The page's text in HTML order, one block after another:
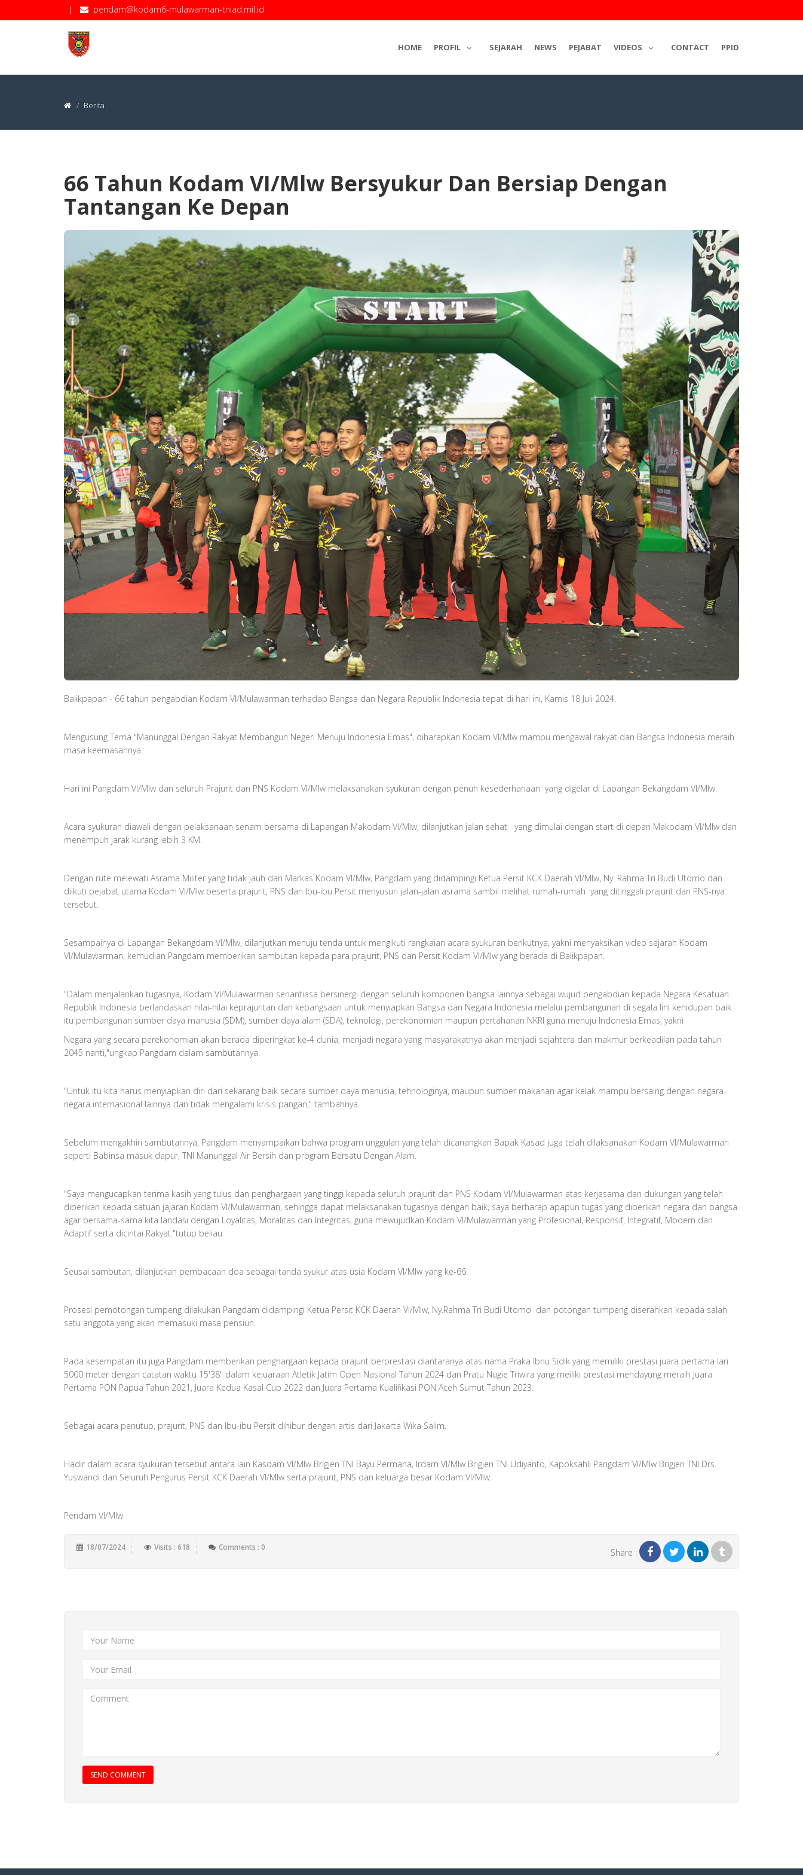
| pendam@kodam6-mulawarman-tniad.mil.id
HOME PROFIL SEJARAH NEWS PEJABAT VIDEOS CONTACT PPID
Berita
66 Tahun Kodam VI/Mlw Bersyukur Dan Bersiap Dengan
Tantangan Ke Depan
Balikpapan - 66 tahun pengabdian Kodam VI/Mulawarman terhadap Bangsa dan Negara Republik Indonesia tepat di hari ini, Kamis 18 Juli 2024.
Mengusung Tema "Manunggal Dengan Rakyat Membangun Negeri Menuju Indonesia Emas", diharapkan Kodam VI/Mlw mampu mengawal rakyat dan Bangsa Indonesia meraih
masa keemasannya.
Hari ini Pangdam VI/Mlw dan seluruh Prajurit dan PNS Kodam VI/Mlw melaksanakan syukuran dengan penuh kesederhanaan yang digelar di Lapangan Bekangdam VI/Mlw.
Acara syukuran diawali dengan pelaksanaan senam bersama di Lapangan Makodam VI/Mlw, dilanjutkan jalan sehat yang dimulai dengan start di depan Makodam VI/Mlw dan
menempuh jarak kurang lebih 3 KM.
Dengan rute melewati Asrama Militer yang tidak jauh dari Markas Kodam VI/Mlw, Pangdam yang didampingi Ketua Persit KCK Daerah VI/Mlw, Ny. Rahma Tri Budi Utomo dan
diikuti pejabat utama Kodam VI/Mlw beserta prajurit, PNS dan Ibu-ibu Persit menyusuri jalan-jalan asrama sambil melihat rumah-rumah yang ditinggali prajurit dan PNS-nya
tersebut.
Sesampainya di Lapangan Bekangdam VI/Mlw, dilanjutkan menuju tenda untuk mengikuti rangkaian acara syukuran berikutnya, yakni menyaksikan video sejarah Kodam
VI/Mulawarman, kemudian Pangdam memberikan sambutan kepada para prajurit, PNS dan Persit Kodam VI/Mlw yang berada di Balikpapan.
"Dalam menjalankan tugasnya, Kodam VI/Mulawarman senantiasa bersinergi dengan seluruh komponen bangsa lainnya sebagai wujud pengabdian kepada Negara Kesatuan
Republik Indonesia berlandaskan nilai-nilai keprajuritan dan kebangsaan untuk menyiapkan Bangsa dan Negara Indonesia melalui pembangunan di segala lini kehidupan baik
itu pembangunan sumber daya manusia (SDM), sumber daya alam (SDA), teknologi, perekonomian maupun pertahanan NKRI guna menuju Indonesia Emas, yakni
Negara yang secara perekonomian akan berada diperingkat ke-4 dunia, menjadi negara yang masyarakatnya akan menjadi sejahtera dan makmur berkeadilan pada tahun
2045 nanti,"ungkap Pangdam dalam sambutannya.
"Untuk itu kita harus menyiapkan diri dari sekarang baik secara sumber daya manusia, tehnologinya, maupun sumber makanan agar kelak mampu bersaing dengan negara-
negara internasional lainnya dan tidak mengalami krisis pangan," tambahnya.
Sebelum mengakhiri sambutannya, Pangdam menyampaikan bahwa program unggulan yang telah dicanangkan Bapak Kasad juga telah dilaksanakan Kodam VI/Mulawarman
seperti Babinsa masuk dapur, TNI Manunggal Air Bersih dan program Bersatu Dengan Alam.
"Saya mengucapkan terima kasih yang tulus dan penghargaan yang tinggi kepada seluruh prajurit dan PNS Kodam VI/Mulawarman atas kerjasama dan dukungan yang telah
diberikan kepada satuan jajaran Kodam VI/Mulawarman, sehingga dapat melaksanakan tugasnya dengan baik, saya berharap apapun tugas yang diberikan negara dan bangsa
agar bersama-sama kita landasi dengan Loyalitas, Moralitas dan Integritas, guna mewujudkan Kodam VI/Mulawarman yang Profesional, Responsif, Integratif, Modern dan
Adaptif serta dicintai Rakyat."tutup beliau.
Seusai sambutan, dilanjutkan pembacaan doa sebagai tanda syukur atas usia Kodam VI/Mlw yang ke-66.
Prosesi pemotongan tumpeng dilakukan Pangdam didampingi Ketua Persit KCK Daerah VI/Mlw, Ny.Rahma Tri Budi Utomo dan potongan tumpeng diserahkan kepada salah
satu anggota yang akan memasuki masa pensiun.
Pada kesempatan itu juga Pangdam memberikan penghargaan kepada prajurit berprestasi diantaranya atas nama Praka Ibnu Sidik yang memiliki prestasi juara pertama lari
5000 meter dengan catatan waktu 15'38" dalam kejuaraan Atletik Jatim Open Nasional Tahun 2024 dan Pratu Nugie Triwira yang meiliki prestasi mendayung meraih Juara
Pertama PON Papua Tahun 2021, Juara Kedua Kasal Cup 2022 dan Juara Pertama Kualifikasi PON Aceh Sumut Tahun 2023.
Sebagai acara penutup, prajurit, PNS dan Ibu-ibu Persit dihibur dengan artis dari Jakarta Wika Salim.
Hadir dalam acara syukuran tersebut antara lain Kasdam VI/Mlw Brigjen TNI Bayu Permana, Irdam VI/Mlw Brigjen TNI Udiyanto, Kapoksahli Pangdam VI/Mlw Brigjen TNI Drs.
Yuswandi dan Seluruh Pengurus Persit KCK Daerah VI/Mlw serta prajurit, PNS dan keluarga besar Kodam VI/Mlw.
Pendam VI/Mlw
18/07/2024 Visits : 618 Comments : 0 Share :
SEND COMMENT